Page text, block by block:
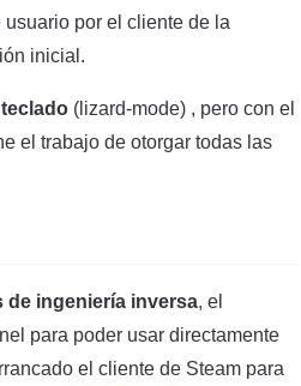
por el cliente de la
inicial.
(lizard-mode) , pero con el
el trabajo de otorgar todas las
de ingeniería inversa, el
para poder usar directamente
el cliente de Steam para